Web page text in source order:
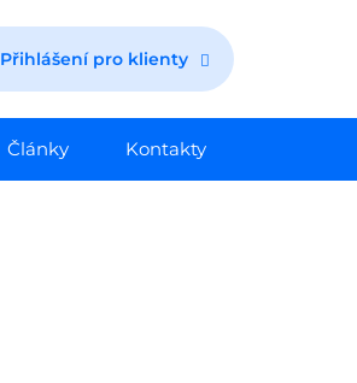
Přihlášení pro klienty
Články Kontakty